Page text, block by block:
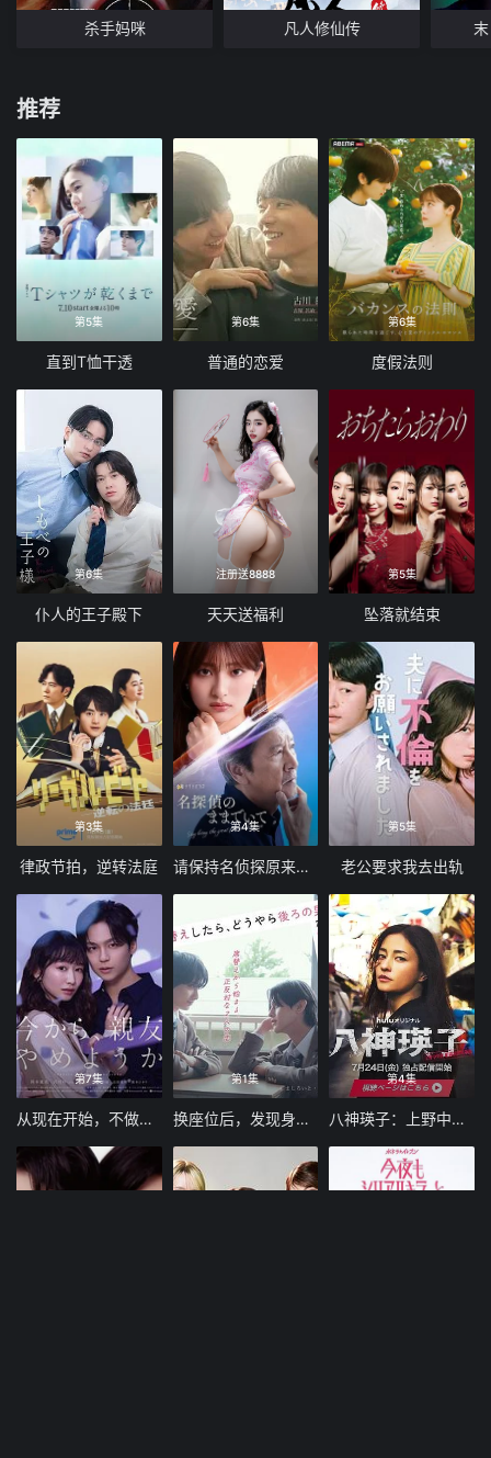
杀手妈咪 凡人修仙传
推荐
第5集
直到T恤干透
第6集
普通的恋爱
第6集
度假法则
第6集
仆人的王子殿下
注册送8888
天天送福利
第5集
坠落就结束
第3集
律政节拍，逆转法庭
第4集
请保持名侦探原来的样子
第5集
老公要求我去出轨
第7集
从现在开始，不做朋友了吧
第1集
换座位后，发现身后的男生好像喜欢我
第4集
八神瑛子：上野中央署组织犯罪对策课